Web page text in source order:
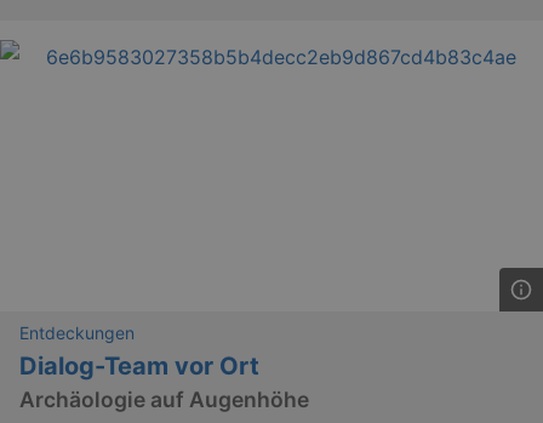
Entdeckungen
Dialog-Team vor Ort
Archäologie auf Augenhöhe